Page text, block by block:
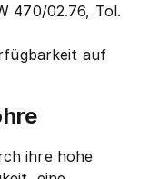
470/02.76, Tol.
auf
ihre hohe